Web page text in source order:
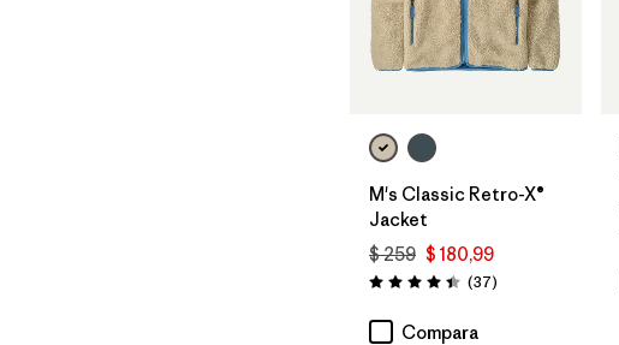
M's Classic Retro-X®
Jacket
$ 259 $ 180,99
Valoración: 4.4 / 5
(37Comentarios
)
Compara